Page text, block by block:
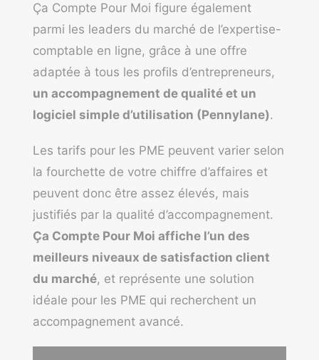
Ça Compte Pour Moi figure également
parmi les leaders du marché de l’expertise-
comptable en ligne, grâce à une offre
adaptée à tous les profils d’entrepreneurs,
un accompagnement de qualité et un
logiciel simple d’utilisation (Pennylane).
Les tarifs pour les PME peuvent varier selon
la fourchette de votre chiffre d’affaires et
peuvent donc être assez élevés, mais
justifiés par la qualité d’accompagnement.
Ça Compte Pour Moi affiche l’un des
meilleurs niveaux de satisfaction client
du marché, et représente une solution
idéale pour les PME qui recherchent un
accompagnement avancé.